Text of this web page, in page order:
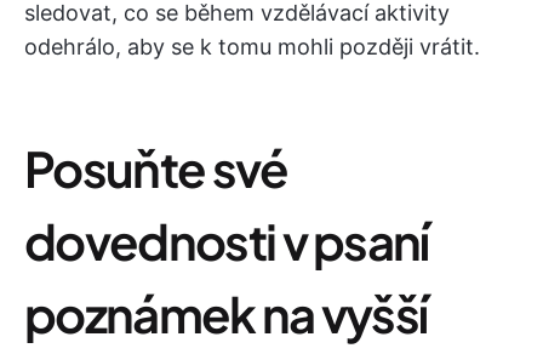
sledovat, co se během vzdělávací aktivity
odehrálo, aby se k tomu mohli později vrátit.
Posuňte své
dovednosti v psaní
poznámek na vyšší